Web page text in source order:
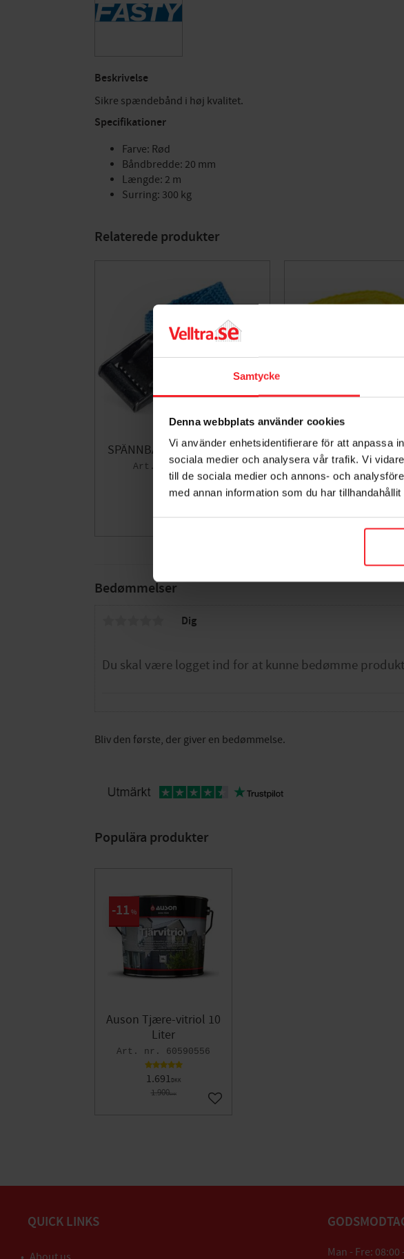
Samtycke
Denna webbplats använder cookies
Vi använder enhetsidentifierare för att anpassa
sociala medier och analysera vår trafik. Vi
till de sociala medier och annons- och
med annan information som du har
Beskrivelse
Sikre spændebånd i høj kvalitet.
Specifikationer
Farve: Rød
Båndbredde: 20 mm
Længde: 2 m
Surring: 300 kg
Bedømmelser
Dig
Bliv den første, der giver en bedømmelse.
Relaterede produkter
SPÄNNBAND BLÅ 20MM 0.5M
003762387
DKK
Spændebånd Gul
Fasty
20
Populära produkter
Auson Tjære-vitriol 10
Liter
60590556
1.691DKK
1.900DKK
11 %
Gem som favorit
QUICK LINKS
Man - Fre: 08:00